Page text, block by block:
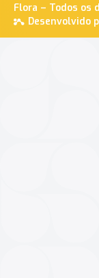
Flora – Todos os
Desenvolvido